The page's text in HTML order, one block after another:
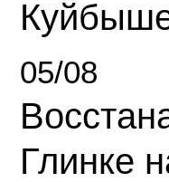
05/08
Глинке